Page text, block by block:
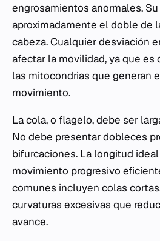
engrosamientos anormales.
aproximadamente el doble de
cabeza. Cualquier desviación
afectar la movilidad, ya que es
las mitocondrias que generan
movimiento.
La cola, o flagelo, debe ser
No debe presentar dobleces
bifurcaciones. La longitud
movimiento progresivo
comunes incluyen colas
curvaturas excesivas que
avance.